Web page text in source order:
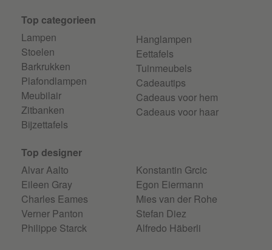
Top categorieen
Lampen
Stoelen
Barkrukken
Plafondlampen
Meubilair
Zitbanken
Bijzettafels
Hanglampen
Eettafels
Tuinmeubels
Cadeautips
Cadeaus voor hem
Cadeaus voor haar
Top designer
Alvar Aalto
Eileen Gray
Charles Eames
Verner Panton
Philippe Starck
Konstantin Grcic
Egon Eiermann
Mies van der Rohe
Stefan Diez
Alfredo Häberli